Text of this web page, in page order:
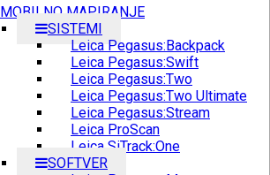
MOBILNO MAPIRANJE
SISTEMI
Leica Pegasus:Backpack
Leica Pegasus:Swift
Leica Pegasus:Two
Leica Pegasus:Two Ultimate
Leica Pegasus:Stream
Leica ProScan
Leica SiTrack:One
SOFTVER